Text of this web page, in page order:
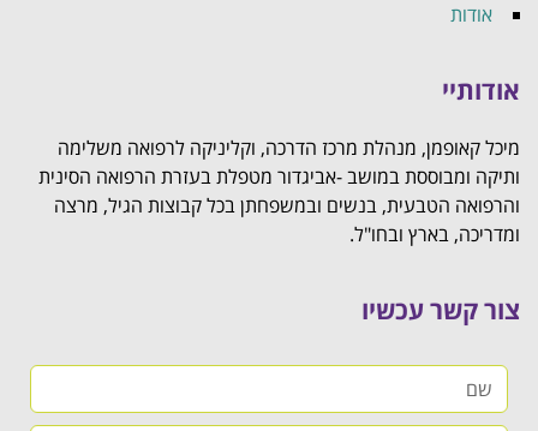
אודות
אודותיי
מיכל קאופמן, מנהלת מרכז הדרכה, וקליניקה לרפואה משלימה
ותיקה ומבוססת במושב -אביגדור מטפלת בעזרת הרפואה הסינית
והרפואה הטבעית, בנשים ובמשפחתן בכל קבוצות הגיל, מרצה
ומדריכה, בארץ ובחו"ל.
צור קשר עכשיו